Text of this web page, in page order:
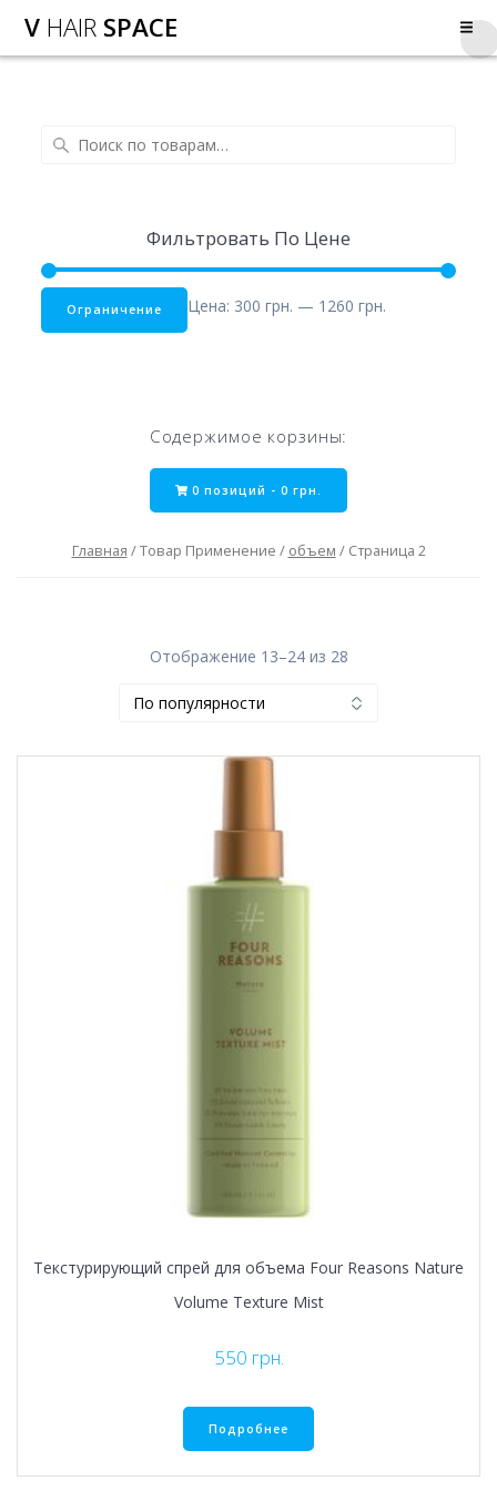
V HAIR SPACE
Фильтровать По Цене
Ограничение Цена: 300 грн. — 1260 грн.
Содержимое корзины:
0 позиций -0грн.
Главная / Товар Применение / объем / Страница 2
Отображение 13–24 из 28
Текстурирующий спрей для объема Four Reasons Nature
Volume Texture Mist
550 грн.
Подробнее